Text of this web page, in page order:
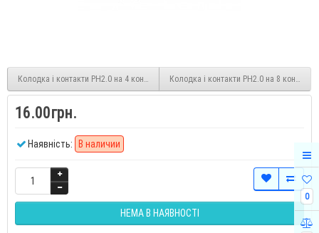
0
Колодка і контакти PH2.0 на 4 контакту Колодка і контакти PH2.0 на 8 контактів
16.00грн.
Наявність: В наличии
НЕМА В НАЯВНОСТІ